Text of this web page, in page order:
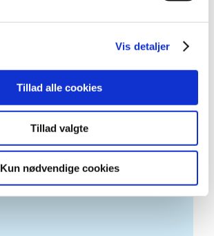
Vis detaljer
Tillad alle cookies
Tillad valgte
Kun nødvendige cookies